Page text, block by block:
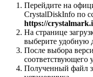
Перейдите на
CrystalDiskInfo по
https://
На странице
выберите удобную
После выбора
соответствующего
Полученный файл